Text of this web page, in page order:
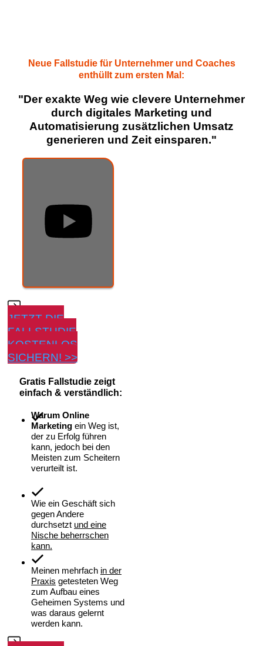
Neue Fallstudie für Unternehmer und Coaches
enthüllt zum ersten Mal:
"Der exakte Weg wie clevere Unternehmer
durch digitales Marketing und
Automatisierung zusätzlichen Umsatz
generieren und Zeit einsparen."
JETZT DIE
FALLSTUDIE
KOSTENLOS
SICHERN! >>
Gratis Fallstudie zeigt
einfach & verständlich:
Warum Online
Marketing ein Weg ist,
der zu Erfolg führen
kann, jedoch bei den
Meisten zum Scheitern
verurteilt ist.
Wie ein Geschäft sich
gegen Andere
durchsetzt und eine
Nische beherrschen
kann.
Meinen mehrfach in der
Praxis getesteten Weg
zum Aufbau eines
Geheimen Systems und
was daraus gelernt
werden kann.